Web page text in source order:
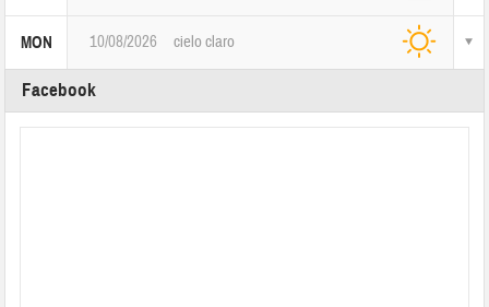
MON 10/08/2026 cielo claro
Facebook